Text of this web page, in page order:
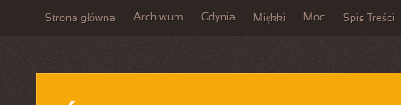
Strona główna Archiwum Gdynia Miękki Moc Spis Treści